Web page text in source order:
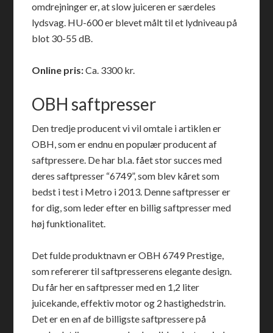
omdrejninger er, at slow juiceren er særdeles
lydsvag. HU-600 er blevet målt til et lydniveau på
blot 30-55 dB.
Online pris:Ca. 3300 kr.
OBH saftpresser
Den tredje producent vi vil omtale i artiklen er
OBH, som er endnu en populær producent af
saftpressere. De har bl.a. fået stor succes med
deres saftpresser “6749”, som blev kåret som
bedst i test i Metro i 2013. Denne saftpresser er
for dig, som leder efter en billig saftpresser med
høj funktionalitet.
Det fulde produktnavn er OBH 6749 Prestige,
som refererer til saftpresserens elegante design.
Du får her en saftpresser med en 1,2 liter
juicekande, effektiv motor og 2 hastighedstrin.
Det er en en af de billigste saftpressere på